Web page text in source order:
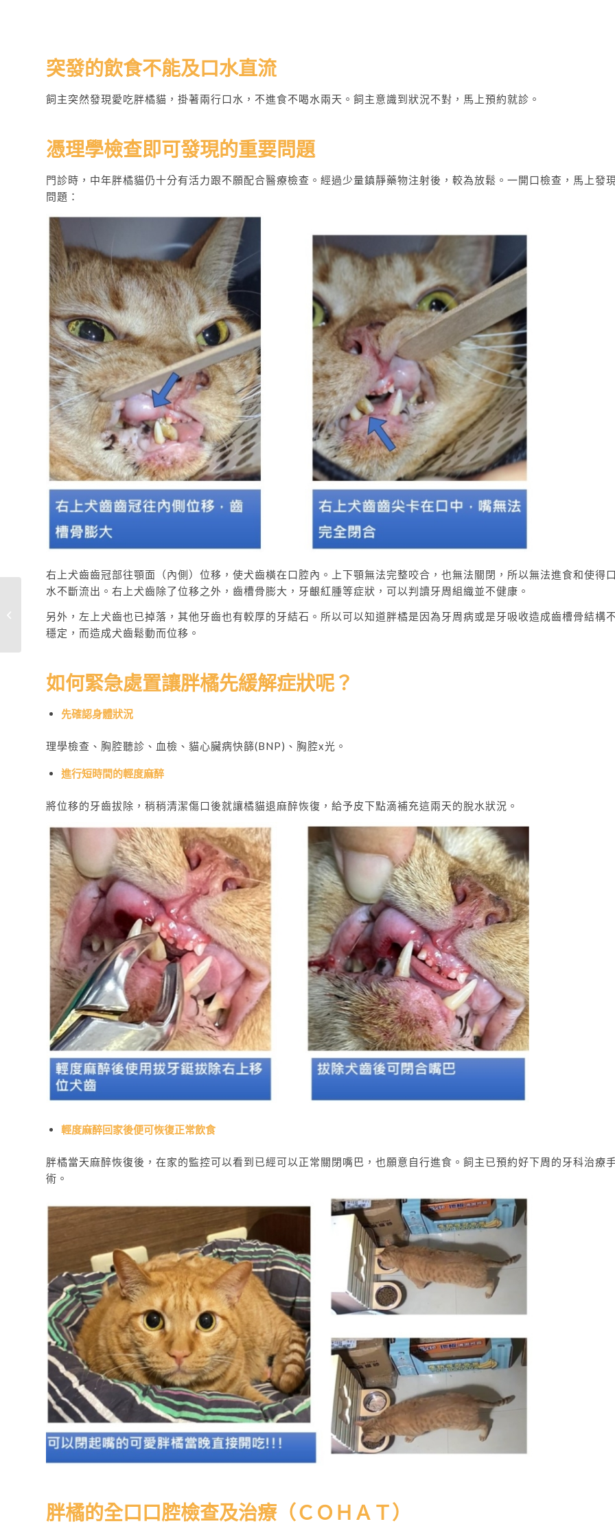
突發的飲食不能及口水直流
飼主突然發現愛吃胖橘貓，掛著兩行口水，不進食不喝水兩天。飼主意識到狀況不對，馬上預約就診。
憑理學檢查即可發現的重要問題
門診時，中年胖橘貓仍十分有活力跟不願配合醫療檢查。經過少量鎮靜藥物注射後，較為放鬆。一開口檢查，馬上發
問題：
右上犬齒齒冠部往顎面（內側）位移，使犬齒橫在口腔內。上下顎無法完整咬合，也無法關閉，所以無法進食和使得
水不斷流出。右上犬齒除了位移之外，齒槽骨膨大，牙齦紅腫等症狀，可以判讀牙周組織並不健康。
另外，左上犬齒也已掉落，其他牙齒也有較厚的牙結石。所以可以知道胖橘是因為牙周病或是牙吸收造成齒槽骨結構
穩定，而造成犬齒鬆動而位移。
如何緊急處置讓胖橘先緩解症狀呢？
先確認身體狀況
理學檢查、胸腔聽診、血檢、貓心臟病快篩(BNP)、胸腔x光。
進行短時間的輕度麻醉
將位移的牙齒拔除，稍稍清潔傷口後就讓橘貓退麻醉恢復，給予皮下點滴補充這兩天的脫水狀況。
輕度麻醉回家後便可恢復正常飲食
胖橘當天麻醉恢復後，在家的監控可以看到已經可以正常關閉嘴巴，也願意自行進食。飼主已預約好下周的牙科治療
術。
胖橘的全口口腔檢查及治療（ＣＯＨＡＴ）
麼食物都吞不下去~~